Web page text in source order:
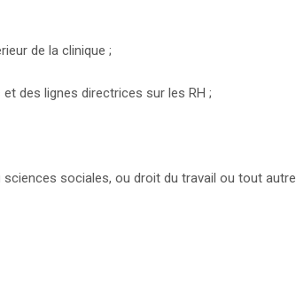
de la clinique ;
des lignes directrices sur les RH ;
sciences sociales, ou droit du travail ou tout autre